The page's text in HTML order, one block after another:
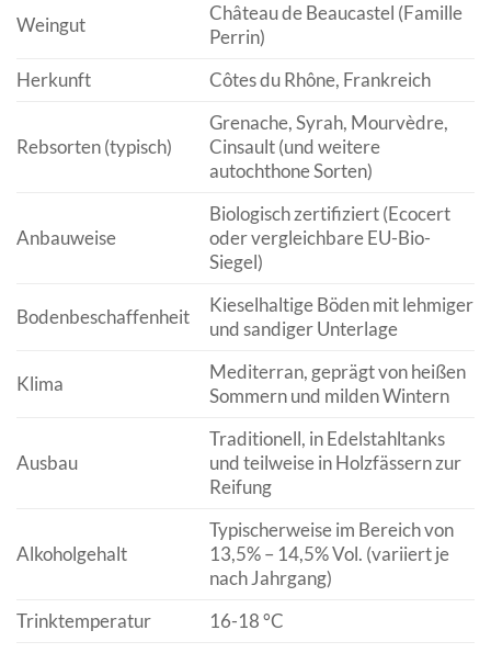
Weingut
Château de Beaucastel (Famille
Perrin)
Herkunft
Côtes du Rhône, Frankreich
Rebsorten (typisch)
Grenache, Syrah, Mourvèdre,
Cinsault (und weitere
autochthone Sorten)
Anbauweise
Biologisch zertifiziert (Ecocert
oder vergleichbare EU-Bio-
Siegel)
Bodenbeschaffenheit
Kieselhaltige Böden mit lehmiger
und sandiger Unterlage
Klima
Mediterran, geprägt von heißen
Sommern und milden Wintern
Ausbau
Traditionell, in Edelstahltanks
und teilweise in Holzfässern zur
Reifung
Alkoholgehalt
Typischerweise im Bereich von
13,5% – 14,5% Vol. (variiert je
nach Jahrgang)
Trinktemperatur
16-18 °C